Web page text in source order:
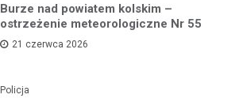
Burze nad powiatem kolskim –
ostrzeżenie meteorologiczne Nr 55
21 czerwca 2026
Policja